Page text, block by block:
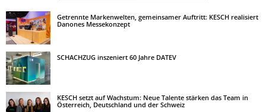
Getrennte Markenwelten, gemeinsamer Auftritt: KESCH realisiert
Danones Messekonzept
SCHACHZUG inszeniert 60 Jahre DATEV
KESCH setzt auf Wachstum: Neue Talente stärken das Team in
Österreich, Deutschland und der Schweiz